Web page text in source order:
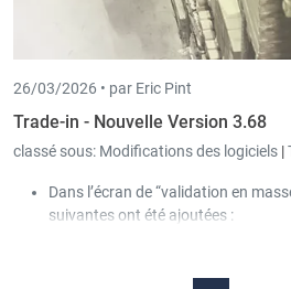
26/03/2026 • par Eric Pint
Trade-in - Nouvelle Version 3.68
classé sous: Modifications des logiciels |
Dans l’écran de “validation en
suivantes ont été ajoutées :